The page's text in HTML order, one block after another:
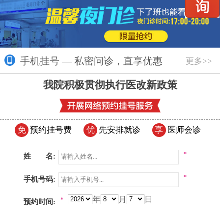
手机挂号 — 私密问诊，直享优惠 更多>>
我院积极贯彻执行医改新政策
免 预约挂号费 优 先安排就诊 享 医师会诊
姓 名: *
手机号码: *
预约时间: 年 月 日
*